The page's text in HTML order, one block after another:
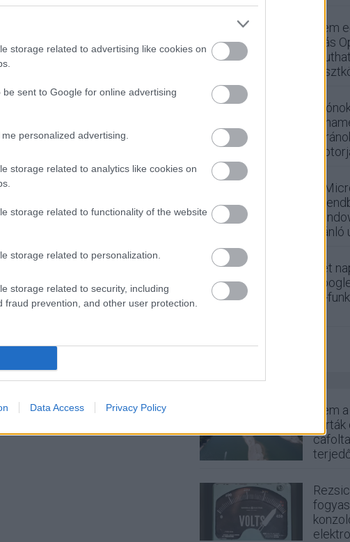
storage related to advertising like cookies on
sent to Google for online advertising
personalized advertising.
storage related to analytics like cookies on
storage related to functionality of the website
storage related to personalization.
storage related to security, including
prevention, and other user protection.
Data Access Privacy Policy
Nem
más
A
Két
AI-
ZÖLD PÁLYA
Nem